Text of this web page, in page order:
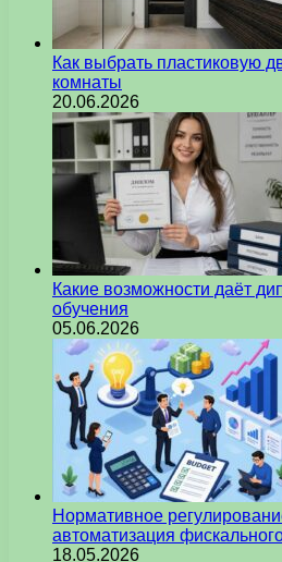
Как выбрать пластиковую
комнаты
20.06.2026
Какие возможности даёт
обучения
05.06.2026
Нормативное
автоматизация
18.05.2026